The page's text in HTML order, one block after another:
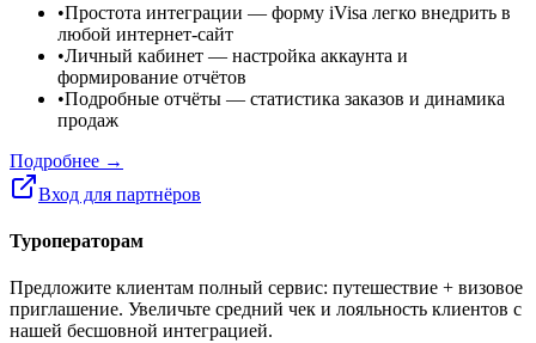
•Простота интеграции — форму iVisa легко внедрить в
любой интернет-сайт
•Личный кабинет — настройка аккаунта и
формирование отчётов
•Подробные отчёты — статистика заказов и динамика
продаж
Подробнее →
Вход для партнёров
Туроператорам
Предложите клиентам полный сервис: путешествие + визовое
приглашение. Увеличьте средний чек и лояльность клиентов с
нашей бесшовной интеграцией.